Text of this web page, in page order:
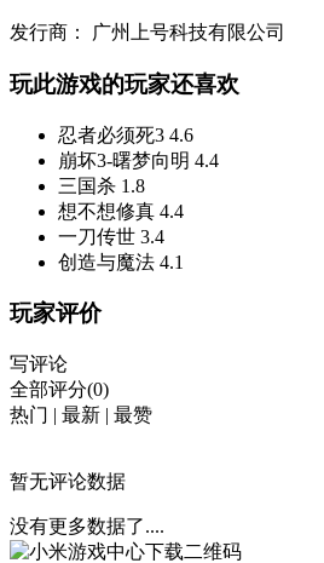
发行商： 广州上号科技有限公司
玩此游戏的玩家还喜欢
忍者必须死3 4.6
崩坏3-曙梦向明 4.4
三国杀 1.8
想不想修真 4.4
一刀传世 3.4
创造与魔法 4.1
玩家评价
写评论
全部评分(0)
热门 | 最新 | 最赞
暂无评论数据
没有更多数据了....